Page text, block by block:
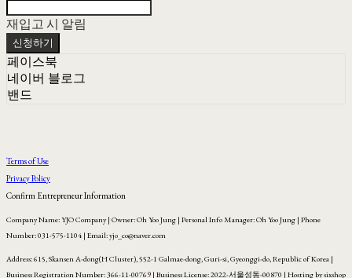
재입고 시 알림
신청하기
페이스북
네이버 블로그
밴드
Terms of Use
Privacy Policy
Confirm Entrepreneur Information
Company Name: YJO Company | Owner: Oh Yoo Jung | Personal Info Manager: Oh Yoo Jung | Phone
Number: 031-575-1104 | Email: yjo_co@naver.com
Address: 615, Skansen A-dong(H Cluster), 552-1 Galmae-dong, Guri-si, Gyeonggi-do, Republic of Korea |
Business Registration Number:366-11-00769 | Business License:2022-서울성동-00870 | Hosting by sixshop